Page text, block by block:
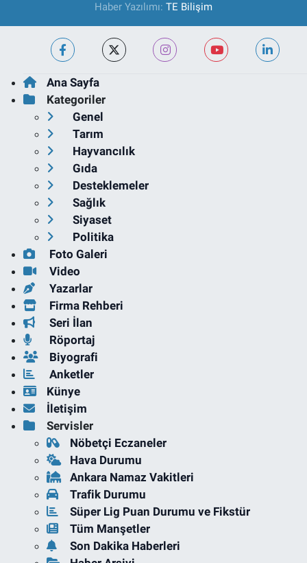
Haber Yazılımı: TE Bilişim
Ana Sayfa
Kategoriler
Genel
Tarım
Hayvancılık
Gıda
Desteklemeler
Sağlık
Siyaset
Politika
Foto Galeri
Video
Yazarlar
Firma Rehberi
Seri İlan
Röportaj
Biyografi
Anketler
Künye
İletişim
Servisler
Nöbetçi Eczaneler
Hava Durumu
Ankara Namaz Vakitleri
Trafik Durumu
Süper Lig Puan Durumu ve Fikstür
Tüm Manşetler
Son Dakika Haberleri